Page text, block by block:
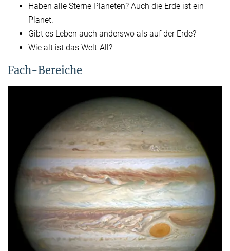
Haben alle Sterne Planeten? Auch die Erde ist ein
Planet.
Gibt es Leben auch anderswo als auf der Erde?
Wie alt ist das Welt-All?
Fach-Bereiche